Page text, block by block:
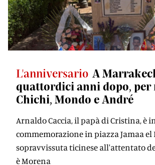
L'anniversario A
quattordici anni dopo, per
Chichi, Mondo e André
Arnaldo Caccia, il papà di Cristina, è
commemorazione in piazza Jamaa el
sopravvissuta ticinese all'attentato
è Morena